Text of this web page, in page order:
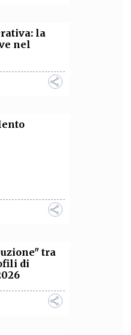
la
nel
tra
di